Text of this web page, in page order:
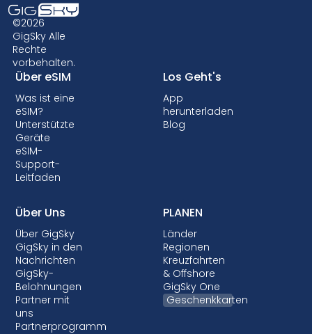
Hause zurückkehren.
einige ältere Geräte die eSIM-Technologie
möglicherweise nicht. Daher ist es wichtig, die
Kompatibilität zu prüfen, bevor Sie sich für
einen eSIM-Datentarif entscheiden. Einige
Anbieter können Ihr Gerät auch sperren, so
dass Sie keine eSIMs verwenden können.
Obwohl die Sperrung in den meisten Ländern
nicht erlaubt ist, ist sie fast immer mit
Postpaid-Tarifen verbunden, bei denen Ihr
Gerät finanziert wird.
©2026
GigSky Alle
Rechte
vorbehalten.
Über eSIM
Was ist eine
eSIM?
Unterstützte
Geräte
eSIM-
Support-
Leitfaden
Los Geht's
App
herunterladen
Blog
Über Uns
Über GigSky
GigSky in den
Nachrichten
GigSky-
Belohnungen
Partner mit
uns
Partnerprogramm
PLANEN
Länder
Regionen
Kreuzfahrten
& Offshore
GigSky One
Geschenkkarten